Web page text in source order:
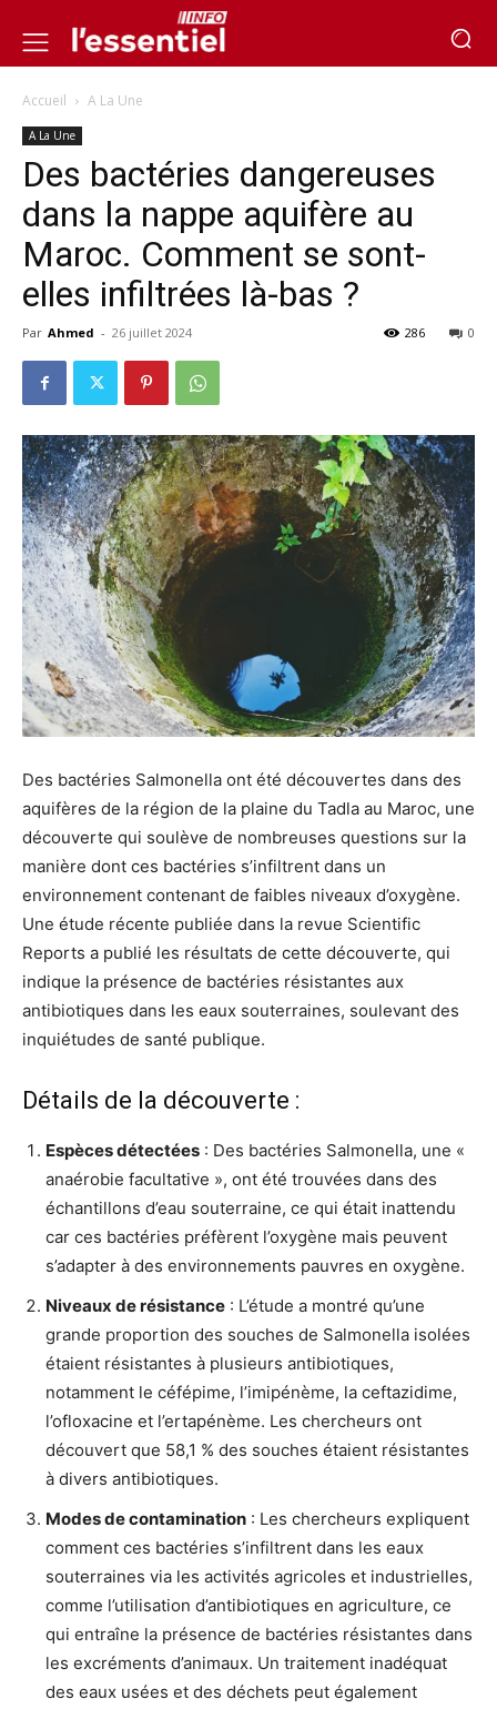
Accueil A La Une
A La Une
Des bactéries dangereuses
dans la nappe aquifère au
Maroc. Comment se sont-
elles infiltrées là-bas ?
Par Ahmed - 26 juillet 2024 0
286
Des bactéries Salmonella ont été découvertes dans des
aquifères de la région de la plaine du Tadla au Maroc, une
découverte qui soulève de nombreuses questions sur la
manière dont ces bactéries s’infiltrent dans un
environnement contenant de faibles niveaux d’oxygène.
Une étude récente publiée dans la revue Scientific
Reports a publié les résultats de cette découverte, qui
indique la présence de bactéries résistantes aux
antibiotiques dans les eaux souterraines, soulevant des
inquiétudes de santé publique.
Détails de la découverte :
Espèces détectées : Des bactéries Salmonella, une «
anaérobie facultative », ont été trouvées dans des
échantillons d’eau souterraine, ce qui était inattendu
car ces bactéries préfèrent l’oxygène mais peuvent
s’adapter à des environnements pauvres en oxygène.
Niveaux de résistance : L’étude a montré qu’une
grande proportion des souches de Salmonella isolées
étaient résistantes à plusieurs antibiotiques,
notamment le céfépime, l’imipénème, la ceftazidime,
l’ofloxacine et l’ertapénème. Les chercheurs ont
découvert que 58,1 % des souches étaient résistantes
à divers antibiotiques.
Modes de contamination : Les chercheurs expliquent
comment ces bactéries s’infiltrent dans les eaux
souterraines via les activités agricoles et industrielles,
comme l’utilisation d’antibiotiques en agriculture, ce
qui entraîne la présence de bactéries résistantes dans
les excréments d’animaux. Un traitement inadéquat
des eaux usées et des déchets peut également